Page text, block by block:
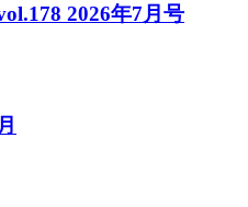
2026年7月号